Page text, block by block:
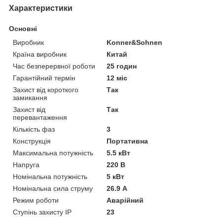
Характеристики
Основні
Виробник
Konner&Sohnen
Країна виробник
Китай
Час безперервної роботи
25 годин
Гарантійний термін
12 міс
Захист від короткого
замикання
Так
Захист від
перевантаження
Так
Кількість фаз
3
Конструкція
Портативна
Максимальна потужність
5.5 кВт
Напруга
220 В
Номінальна потужність
5 кВт
Номінальна сила струму
26.9 А
Режим роботи
Аварійний
Ступінь захисту IP
23